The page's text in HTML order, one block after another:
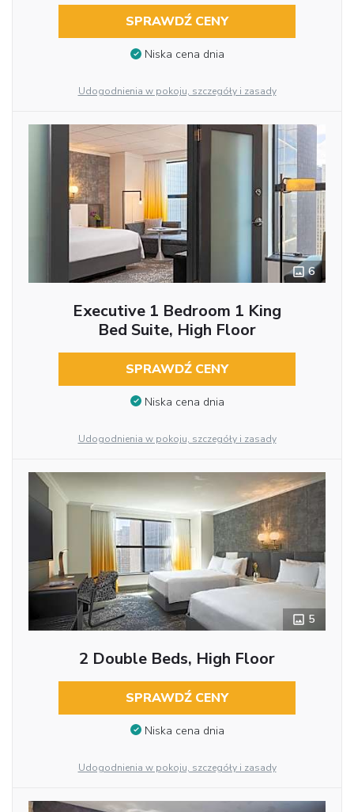
SPRAWDŹ CENY
Niska cena dnia
Udogodnienia w pokoju, szczegóły i zasady
6
Executive 1 Bedroom 1 King
Bed Suite, High Floor
SPRAWDŹ CENY
Niska cena dnia
Udogodnienia w pokoju, szczegóły i zasady
5
2 Double Beds, High Floor
SPRAWDŹ CENY
Niska cena dnia
Udogodnienia w pokoju, szczegóły i zasady